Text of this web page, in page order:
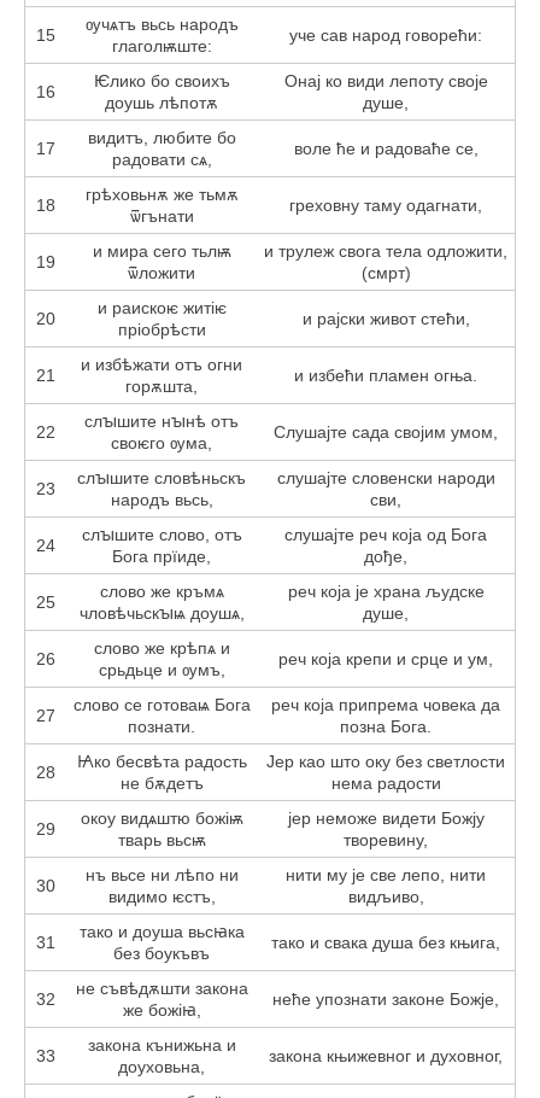
15
ѹчѧтъ вьсь народъ
глаголѭште:
уче сав народ говорећи:
16
Ѥлико бо своихъ
доушь лѣпотѫ
Онај ко види лепоту своје
душе,
17
видитъ, любите бо
радовати сѧ,
воле ће и радоваће се,
18
грѣховьнѫ же тьмѫ
ѿгънати
греховну таму одагнати,
19
и мира сего тьлѭ
ѿложити
и трулеж свога тела одложити,
(смрт)
20
и раискоѥ житіѥ
пріобрѣсти
и рајски живот стећи,
21
и избѣжати отъ огни
горѫшта,
и избећи пламен огња.
22
слꙑшите нꙑнѣ отъ
своѥго ѹма,
Слушајте сада својим умом,
23
слꙑшите словѣньскъ
народъ вьсь,
слушајте словенски народи
сви,
24
слꙑшите слово, отъ
Бога прїиде,
слушајте реч која од Бога
дође,
25
слово же кръмѧ
чловѣчьскꙑѩ доушѧ,
реч која је храна људске
душе,
26
слово же крѣпѧ и
срьдьце и ѹмъ,
реч која крепи и срце и ум,
27
слово се готоваѩ Бога
познати.
реч која припрема човека да
позна Бога.
28
Ꙗко бесвѣта радость
не бѫдетъ
Јер као што оку без светлости
нема радости
29
окоу видѧштю божіѭ
тварь вьсѭ
јер неможе видети Божју
творевину,
30
нъ вьсе ни лѣпо ни
видимо ѥстъ,
нити му је све лепо, нити
видљиво,
31
тако и доуша вьсꙗка
без боукъвъ
тако и свака душа без књига,
32
не съвѣдѫшти закона
же божіꙗ,
неће упознати законе Божје,
33
закона кънижьна и
доуховьна,
закона књижевног и духовног,